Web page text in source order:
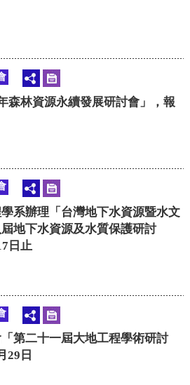
森林資源永續發展研討會」，報
系辦理「台灣地下水資源暨水文
地下水資源及水質保護研討
日止
第二十一屆大地工程學術研討
29日